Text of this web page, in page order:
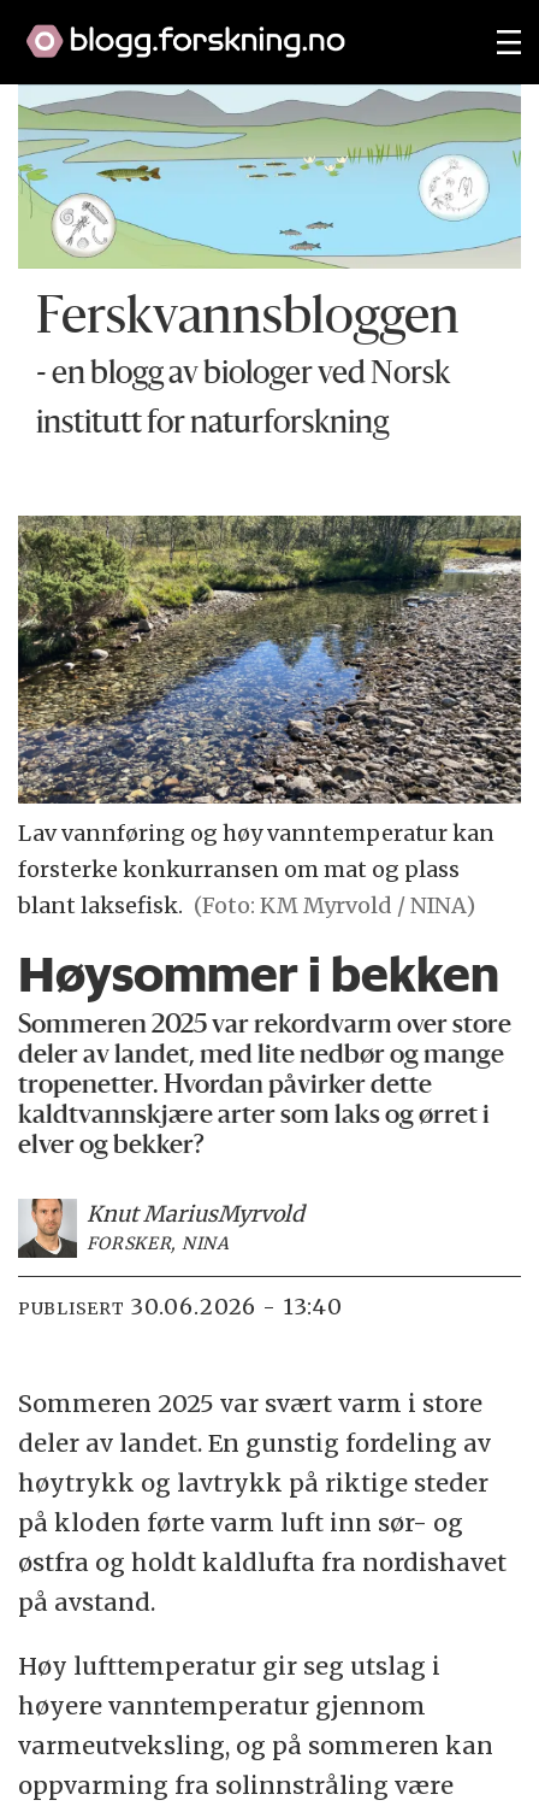
Ferskvannsbloggen
- en blogg av biologer ved Norsk
institutt for naturforskning
Lav vannføring og høy vanntemperatur kan
forsterke konkurransen om mat og plass
blant laksefisk. (Foto: KM Myrvold / NINA)
Høysommer i bekken
Sommeren 2025 var rekordvarm over store
deler av landet, med lite nedbør og mange
tropenetter. Hvordan påvirker dette
kaldtvannskjære arter som laks og ørret i
elver og bekker?
Knut MariusMyrvold
FORSKER, NINA
PUBLISERT 30.06.2026 - 13:40
Sommeren 2025 var svært varm i store
deler av landet. En gunstig fordeling av
høytrykk og lavtrykk på riktige steder
på kloden førte varm luft inn sør- og
østfra og holdt kaldlufta fra nordishavet
på avstand.
Høy lufttemperatur gir seg utslag i
høyere vanntemperatur gjennom
varmeutveksling, og på sommeren kan
oppvarming fra solinnstråling være